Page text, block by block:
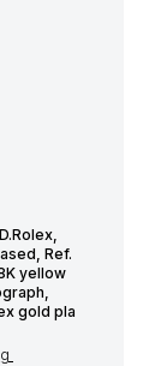
Ref.
yellow
gold pla